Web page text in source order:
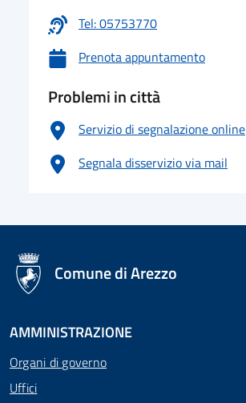
Tel: 05753770
Prenota appuntamento
Problemi in città
Servizio di segnalazione online
Segnala disservizio via mail
logo Unione Europea
Comune di Arezzo
AMMINISTRAZIONE
Organi di governo
Uffici